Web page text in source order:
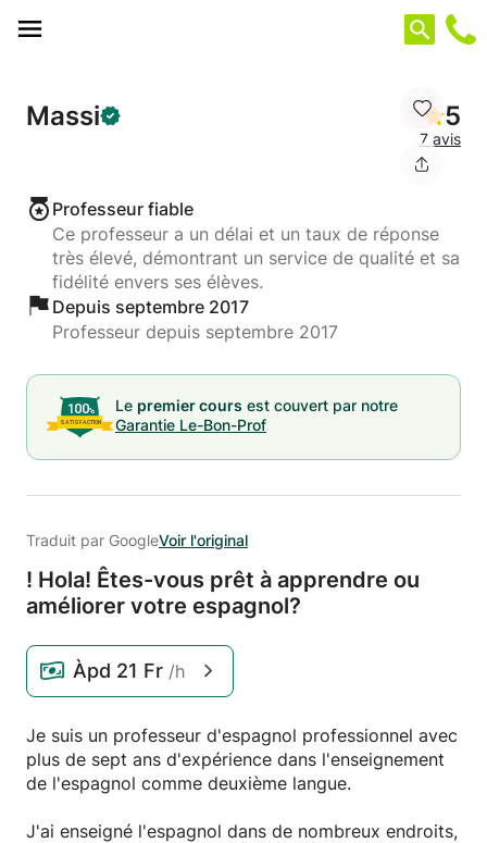
Massi 5
7 avis
Professeur fiable
Ce professeur a un délai et un taux de réponse
très élevé, démontrant un service de qualité et sa
fidélité envers ses élèves.
Depuis septembre 2017
Professeur depuis septembre 2017
Le premier cours est couvert par notre
Garantie Le-Bon-Prof
Traduit par GoogleVoir l'original
! Hola! Êtes-vous prêt à apprendre ou
améliorer votre espagnol?
Àpd 21 Fr /h
Je suis un professeur d'espagnol professionnel avec
plus de sept ans d'expérience dans l'enseignement
de l'espagnol comme deuxième langue.
J'ai enseigné l'espagnol dans de nombreux endroits,